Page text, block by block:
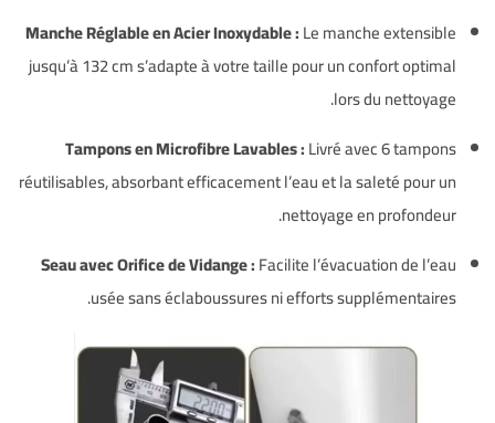
Manche Réglable en Acier Inoxydable :Le manche extensible
jusqu’à 132 cm s’adapte à votre taille pour un confort optimal
lors du nettoyage.
Tampons en Microfibre Lavables :Livré avec 6 tampons
réutilisables, absorbant efficacement l’eau et la saleté pour un
nettoyage en profondeur.
Seau avec Orifice de Vidange :Facilite l’évacuation de l’eau
usée sans éclaboussures ni efforts supplémentaires.